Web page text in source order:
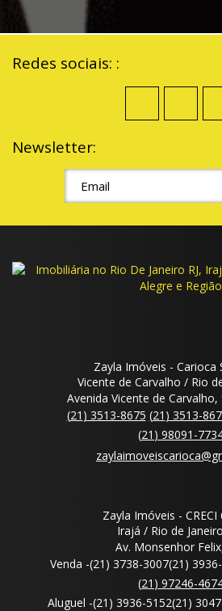
Redes sociais: :
Newsletter:
Zayla Imóveis - Carioca
Vicente de Carvalho / Rio
Avenida Vicente de Carvalho,
(21 ) 3513-8675 (21 ) 3513-
(21 ) 98091-
Zayla Imóveis - CRECI
Irajá / Rio de
Av. Monsenhor
Venda -(21 ) 3738-3007(21 )
(21 ) 97246-
Aluguel -(21 ) 3936-5152(21 )